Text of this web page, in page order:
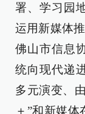
署、学习园
运用新媒体
佛山市信息
统向现代递
多元演变、
＋”和新媒